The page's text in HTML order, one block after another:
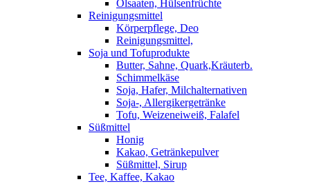
Ölsaaten, Hülsenfrüchte
Reinigungsmittel
Körperpflege, Deo
Reinigungsmittel,
Soja und Tofuprodukte
Butter, Sahne, Quark,Kräuterb.
Schimmelkäse
Soja, Hafer, Milchalternativen
Soja-, Allergikergetränke
Tofu, Weizeneiweiß, Falafel
Süßmittel
Honig
Kakao, Getränkepulver
Süßmittel, Sirup
Tee, Kaffee, Kakao